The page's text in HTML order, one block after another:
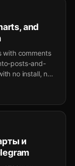
and
with comments
posts-and-
no install, no
и